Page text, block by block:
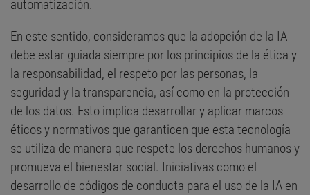
automatización.
En este sentido, consideramos que la adopción de la IA
debe estar guiada siempre por los principios de la ética y
la responsabilidad, el respeto por las personas, la
seguridad y la transparencia, así como en la protección
de los datos. Esto implica desarrollar y aplicar marcos
éticos y normativos que garanticen que esta tecnología
se utiliza de manera que respete los derechos humanos y
promueva el bienestar social. Iniciativas como el
desarrollo de códigos de conducta para el uso de la IA en